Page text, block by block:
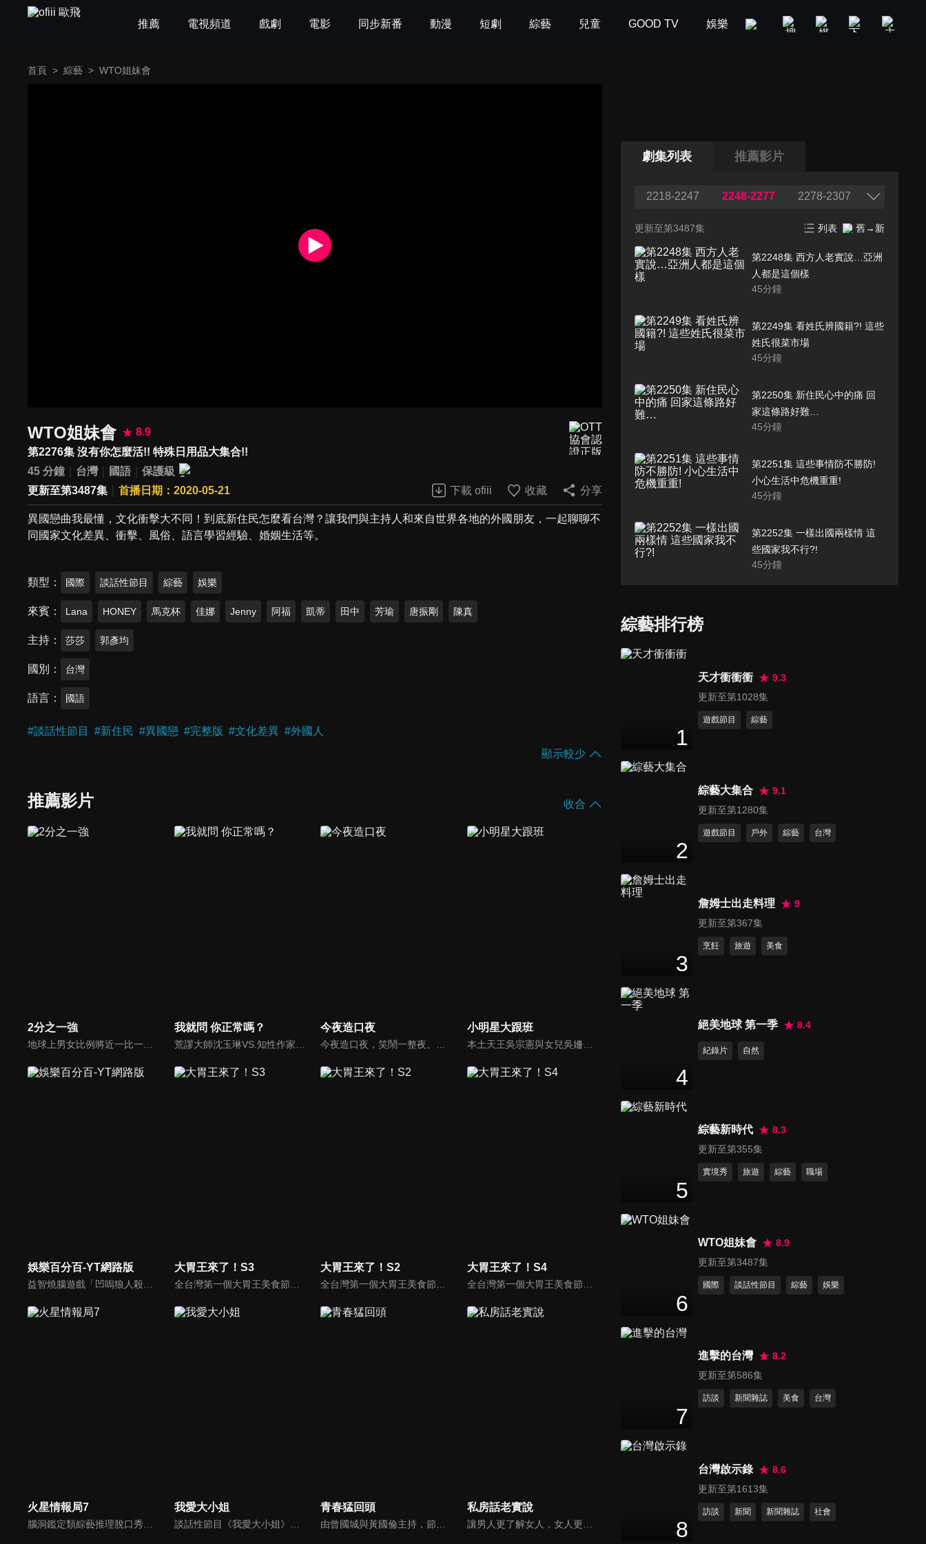
推薦 電視頻道 戲劇 電影 同步新番 動漫 短劇 綜藝 兒童 GOOD TV 娛樂 美食旅遊 新聞政論
首頁 > 綜藝 > WTO姐妹會
WTO姐妹會
8.9
第2276集 沒有你怎麼活!! 特殊日用品大集合!!
45 分鐘
台灣 國語
保護級
更新至第3487集
首播日期：2020-05-21 下載 ofiii 收藏 分享
異國戀曲我最懂，文化衝擊大不同！到底新住民怎麼看台灣？讓我們與主持人和來自世界各地的外國朋友，一起聊聊不
同國家文化差異、衝擊、風俗、語言學習經驗、婚姻生活等。
類型 國際 談話性節目 綜藝 娛樂
來賓 Lana HONEY 馬克杯 佳娜 Jenny 阿福 凱蒂 田中 芳瑜 唐振剛 陳真
主持 莎莎 郭彥均
國別 台灣
語言 國語
#談話性節目 #新住民 #異國戀 #完整版 #文化差異 #外國人
顯示較少
推薦影片 收合
2分之一強 我就問 你正常嗎？ 今夜造口夜 小明星大跟班
本土天王吳宗憲與女兒吳姍儒（Sandy）搭檔主持，每集邀請來賓暢談演藝圈大小事，父女檔聯手笑果十足，老梗搭上新世代，最新組合強勢登場！
娛樂百分百-YT網路版 大胃王來了！S3 大胃王來了！S2 大胃王來了！S4
火星情報局7
腦洞鑑定類綜藝推理脫口秀，陣容為薛之謙、大張偉、楊迪、劉維、黃子弘凡、黃聖依、龐博等…節目圍繞著當下熱梗熱點、觀眾的興趣點、共鳴點展開故事；火星特工廣發英雄帖正面對撞，迎戰近年最出圈、最有趣、最敢說的廠牌大咖們。真金不怕火煉！一場席卷全網的廠牌巔峰之戰即將展開！
我愛大小姐
談話性節目《我愛大小姐》是由吳淡如、林慧萍主持的一檔談話性節目，講訴女人間的那些事。
青春猛回頭
由曾國城與黃國倫主持，節目中邀請20位20歲以下青少年組成青春團，另一邊則為年紀相較成熟的藝人來賓為不老團，每集分別就一件青少年必定遇見的事件討論，看兩個不同年代的人們，所擁有的不同看法與立場。帶領讓觀眾一起回到那些年的青春歲月！
私房話老實說
讓男人更了解女人，女人更了解自己 ，揭密女性私房話，讓療癒專家教你更愛自己！由于美人和納豆攜手主持，更多你想知道的女性私密話題都在《私房話老實說》。
劇集列表 推薦影片
2218-2247 2248-2277 2278-2307
更新至第3487集 列表 舊→新
第2248集 西方人老實說…亞洲
人都是這個樣
45分鐘
第2249集 看姓氏辨國籍?! 這些
姓氏很菜市場
45分鐘
第2250集 新住民心中的痛 回
家這條路好難…
45分鐘
第2251集 這些事情防不勝防!
小心生活中危機重重!
45分鐘
第2252集 一樣出國兩樣情 這
些國家我不行?!
45分鐘
第2254集 台灣把我寵壞了!! 讓
45分鐘
第2256集 和空氣一樣重要 各
45 分鐘
45分鐘
第2258集 各國感官知多少!! 探
灣人就是喜歡我?!
45
第2261集 新住民心中的台灣
北中南東長這樣
灣這個怎麼不一樣?!
第2263集 媽呀! 怎麼不一樣!?
第2264集 美國各州很不合?! 私
下竟然鬥這個…
45
第2266集 小心!! 它是騙你的!!
原來這些是山寨?!
綜藝排行榜
1
天才衝衝衝
9.3
更新至第1028集
遊戲節目 綜藝
2
綜藝大集合
9.1
更新至第1280集
遊戲節目 戶外 綜藝 台灣
3
詹姆士出走料理
9
更新至第367集
烹飪 旅遊 美食
4
絕美地球 第一季 8.4
紀錄片 自然
5
綜藝新時代
8.3
更新至第355集
實境秀 旅遊 綜藝 職場
6
WTO姐妹會
8.9
更新至第3487集
國際 談話性節目 綜藝 娛樂
7
進擊的台灣
8.2
更新至第586集
訪談 新聞雜誌 美食 台灣
8
台灣啟示錄
8.6
更新至第1613集
訪談 新聞 新聞雜誌 社會